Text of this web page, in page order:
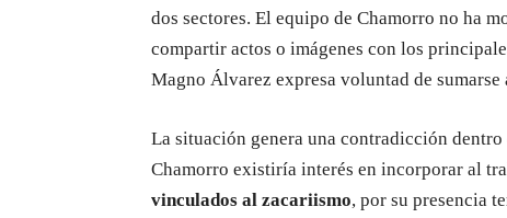
dos sectores. El equipo de Chamorro no ha
compartir actos o imágenes con los
Magno Álvarez expresa voluntad de sumarse
La situación genera una contradicción
Chamorro existiría interés en incorporar al
vinculados al zacariismo, por su presencia